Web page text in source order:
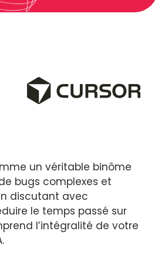
un véritable binôme
bugs complexes et
discutant avec
le temps passé sur
l’intégralité de votre